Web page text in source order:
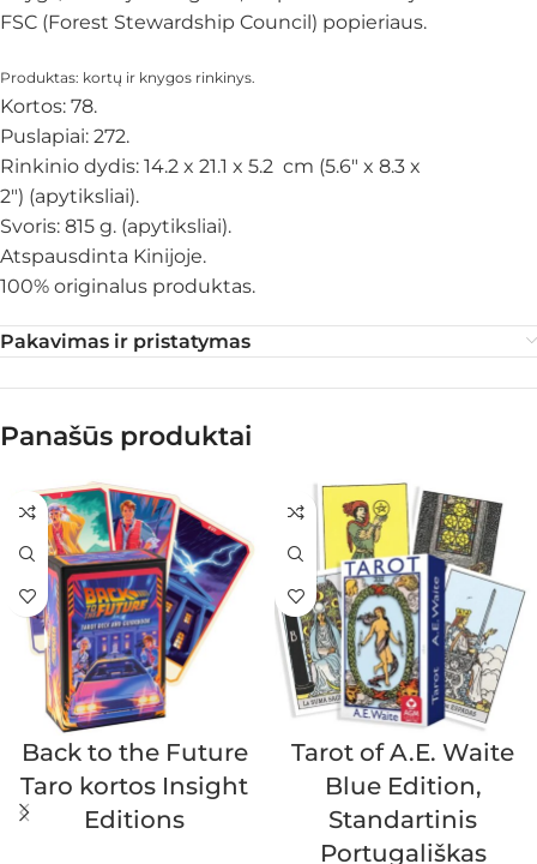
FSC (Forest Stewardship Council) popieriaus.
Produktas: kortų ir knygos rinkinys.
Kortos: 78.
Puslapiai: 272.
Rinkinio dydis: 14.2 x 21.1 x 5.2 cm (5.6″ x 8.3 x
2″) (apytiksliai).
Svoris: 815 g. (apytiksliai).
Atspausdinta Kinijoje.
100% originalus produktas.
Pakavimas ir pristatymas
Panašūs produktai
Back to the Future
Taro kortos Insight
Editions
Tarot of A.E. Waite
Blue Edition,
Standartinis
Portugališkas